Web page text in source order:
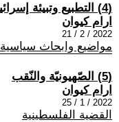
(4) التطبيع وتبيئة إسرائيل
ارام كيوان
2022 / 2 / 21
مواضيع وابحاث سياسية
(5) الصّهيونيّة والنّقب
ارام كيوان
2022 / 1 / 25
القضية الفلسطينية